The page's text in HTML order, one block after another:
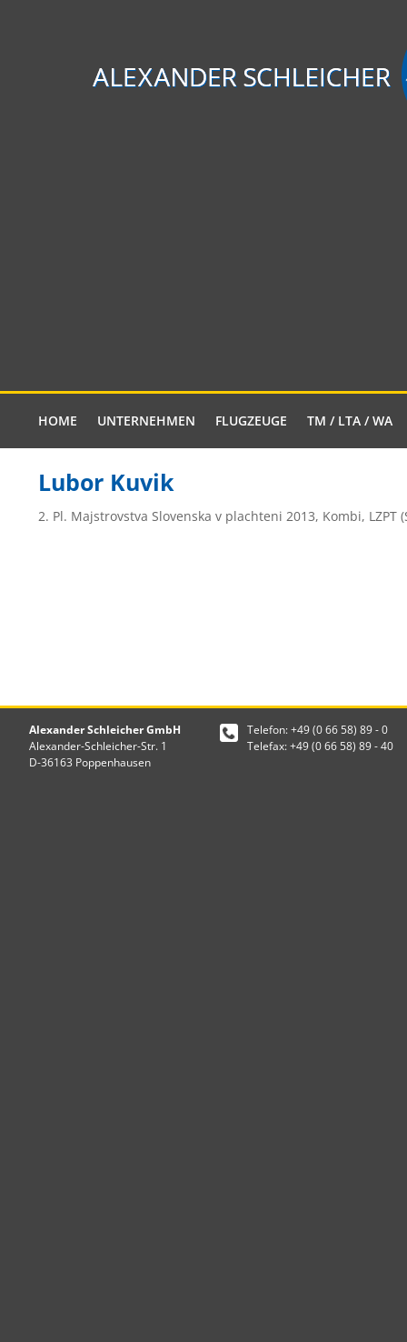
HOME UNTERNEHMEN FLUGZEUGE TM / LTA / WA
Lubor Kuvik
2. Pl. Majstrovstva Slovenska v plachteni 2013, Kombi, LZPT
Alexander Schleicher GmbH
Alexander-Schleicher-Str. 1
D-36163 Poppenhausen
Telefon: +49 (0 66 58) 89 - 0
Telefax: +49 (0 66 58) 89 - 40